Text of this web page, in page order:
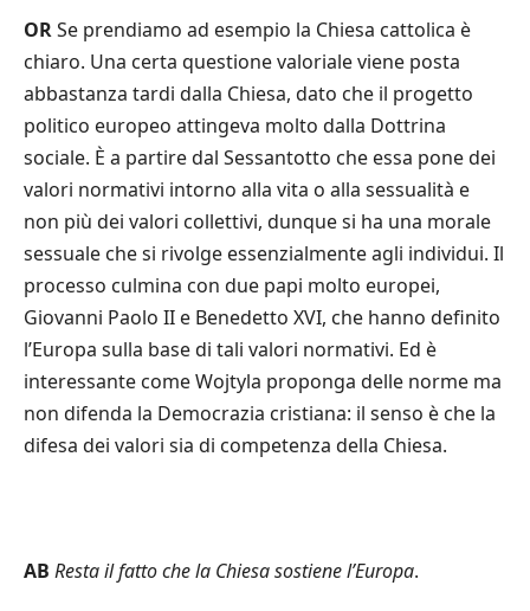
ORSe prendiamo ad esempio la Chiesa cattolica è
chiaro. Una certa questione valoriale viene posta
abbastanza tardi dalla Chiesa, dato che il progetto
politico europeo attingeva molto dalla Dottrina
sociale. È a partire dal Sessantotto che essa pone dei
valori normativi intorno alla vita o alla sessualità e
non più dei valori collettivi, dunque si ha una morale
sessuale che si rivolge essenzialmente agli individui. Il
processo culmina con due papi molto europei,
Giovanni Paolo II e Benedetto XVI, che hanno definito
l’Europa sulla base di tali valori normativi. Ed è
interessante come Wojtyla proponga delle norme ma
non difenda la Democrazia cristiana: il senso è che la
difesa dei valori sia di competenza della Chiesa.
AB Resta il fatto che la Chiesa sostiene l’Europa.